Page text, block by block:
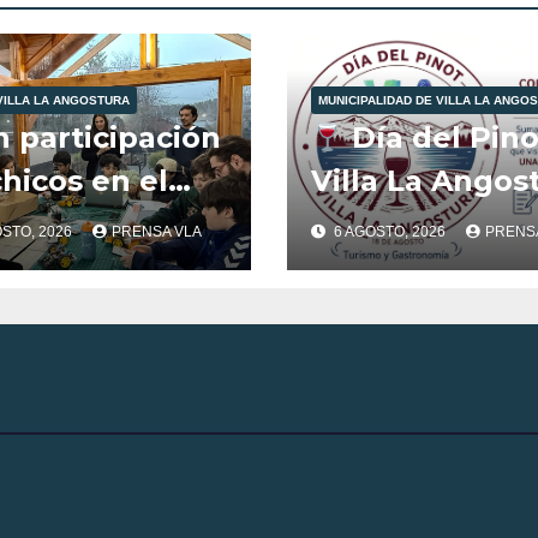
LA ANGOSTURA
participación
en el
de Robótica
2026 PRENSA VLA
MUNICIPALIDAD DE VILLA LA
Día del
Villa La
6 AGOSTO, 2026